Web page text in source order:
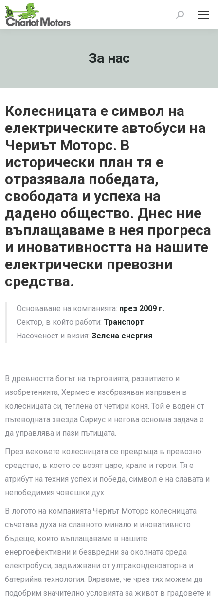
Search:
За нас
Колесницата е символ на
електрическите автобуси на
Чериът Моторс. В
исторически план тя е
отразявала победата,
свободата и успеха на
дадено общество. Днес ние
въплащаваме в нея прогреса
и иновативността на нашите
електрически превозни
средства.
Основаване на компанията: през 2009 г.
Сектор, в който работи: Транспорт
Насоченост и визия: Зелена енергия
В древността богът на търговията, развитието и
изобретенията, Хермес е изобразяван изправен в
колесницата си, теглена от четири коня. Той е воден от
пътеводната звезда Сириус и негова основна задача е
да управлява и пази пътищата.
През вековете колесницата се превръща в превозно
средство, в което се возят царе, крале и герои. Тя е
атрибут на техния успех и победа, символ е на славата и
непобедимия човешки дух.
В логото на компанията Чериът Моторс колесницата
съчетава духа на славното минало и иновативното
бъдеще, които въплащаваме в нашите
енергоефективни и безвредни за околната среда
електробуси, задвижвани от ултракондензаторна и
батерийна технология. Вярваме, че чрез тях можем да
подобрим значително условията за живот в градовете и